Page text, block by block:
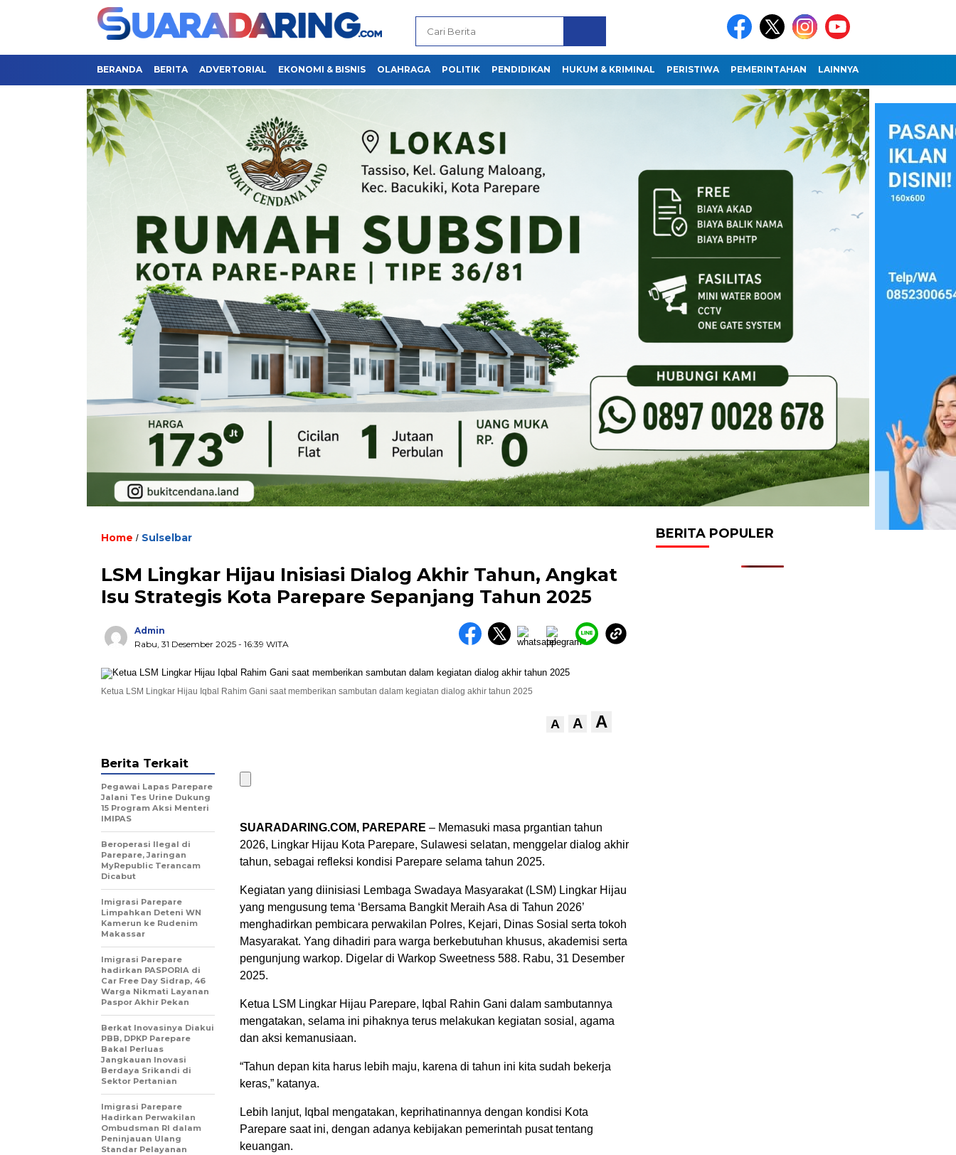
BERANDA BERITA ADVERTORIAL EKONOMI & BISNIS OLAHRAGA POLITIK PENDIDIKAN HUKUM & KRIMINAL PERISTIWA PEMERINTAHAN LAINNYA
Home / Sulselbar
LSM Lingkar Hijau Inisiasi Dialog Akhir Tahun, Angkat
Isu Strategis Kota Parepare Sepanjang Tahun 2025
Admin
Rabu, 31 Desember 2025 - 16:39 WITA
Ketua LSM Lingkar Hijau Iqbal Rahim Gani saat memberikan sambutan dalam kegiatan dialog akhir tahun 2025
A A A
SUARADARING.COM, PAREPARE – Memasuki masa prgantian tahun
2026, Lingkar Hijau Kota Parepare, Sulawesi selatan, menggelar dialog akhir
tahun, sebagai refleksi kondisi Parepare selama tahun 2025.
Kegiatan yang diinisiasi Lembaga Swadaya Masyarakat (LSM) Lingkar Hijau
yang mengusung tema ‘Bersama Bangkit Meraih Asa di Tahun 2026’
menghadirkan pembicara perwakilan Polres, Kejari, Dinas Sosial serta tokoh
Masyarakat. Yang dihadiri para warga berkebutuhan khusus, akademisi serta
pengunjung warkop. Digelar di Warkop Sweetness 588. Rabu, 31 Desember
2025.
Ketua LSM Lingkar Hijau Parepare, Iqbal Rahin Gani dalam sambutannya
mengatakan, selama ini pihaknya terus melakukan kegiatan sosial, agama
dan aksi kemanusiaan.
“Tahun depan kita harus lebih maju, karena di tahun ini kita sudah bekerja
keras,” katanya.
Lebih lanjut, Iqbal mengatakan, keprihatinannya dengan kondisi Kota
Parepare saat ini, dengan adanya kebijakan pemerintah pusat tentang
keuangan.
Berita Terkait
Pegawai Lapas Parepare
Jalani Tes Urine Dukung
15 Program Aksi Menteri
IMIPAS
Beroperasi Ilegal di
Parepare, Jaringan
MyRepublic Terancam
Dicabut
Imigrasi Parepare
Limpahkan Deteni WN
Kamerun ke Rudenim
Makassar
Imigrasi Parepare
hadirkan PASPORIA di
Car Free Day Sidrap, 46
Warga Nikmati Layanan
Paspor Akhir Pekan
Berkat Inovasinya Diakui
PBB, DPKP Parepare
Bakal Perluas
Jangkauan Inovasi
Berdaya Srikandi di
Sektor Pertanian
Imigrasi Parepare
Hadirkan Perwakilan
Ombudsman RI dalam
Peninjauan Ulang
Standar Pelayanan
BERITA POPULER